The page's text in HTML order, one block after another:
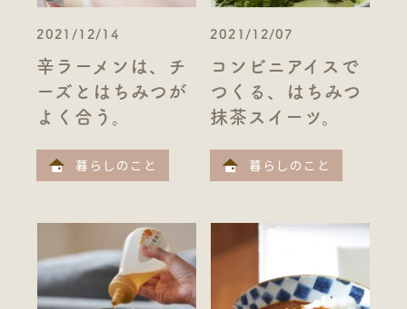
2021/12/14
辛ラーメンは、チ
ーズとはちみつが
よく合う。
暮らしのこと
2021/12/07
コンビニアイスで
つくる、はちみつ
抹茶スイーツ。
暮らしのこと